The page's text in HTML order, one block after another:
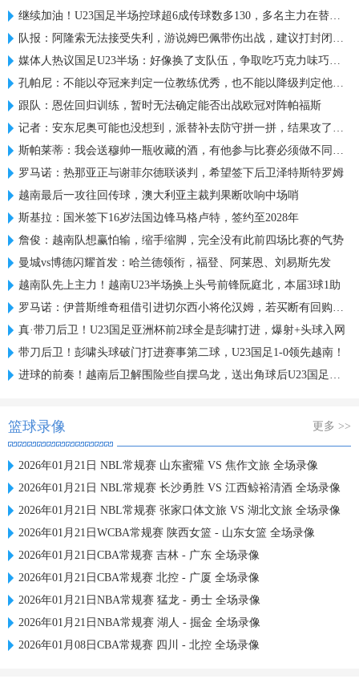
继续加油！U23国足半场控球超6成传球数多130，多名主力在替补席
队报：阿隆索无法接受失利，游说姆巴佩带伤出战，建议打封闭被拒
媒体人热议国足U23半场：好像换了支队伍，争取吃巧克力味巧克力
孔帕尼：不能以夺冠来判定一位教练优秀，也不能以降级判定他糟糕
跟队：恩佐回归训练，暂时无法确定能否出战欧冠对阵帕福斯
记者：安东尼奥可能也没想到，派替补去防守拼一拼，结果攻了半场
斯帕莱蒂：我会送穆帅一瓶收藏的酒，有他参与比赛必须做不同准备
罗马诺：热那亚正与谢菲尔德联谈判，希望签下后卫泽特斯特罗姆
越南最后一攻往回传球，澳大利亚主裁判果断吹响中场哨
斯基拉：国米签下16岁法国边锋马格卢特，签约至2028年
詹俊：越南队想赢怕输，缩手缩脚，完全没有此前四场比赛的气势
曼城vs博德闪耀首发：哈兰德领衔，福登、阿莱恩、刘易斯先发
越南队先上主力！越南U23半场换上头号前锋阮庭北，本届3球1助
罗马诺：伊普斯维奇租借引进切尔西小将伦汉姆，若买断有回购条款
真·带刀后卫！U23国足亚洲杯前2球全是彭啸打进，爆射+头球入网
带刀后卫！彭啸头球破门打进赛事第二球，U23国足1-0领先越南！
进球的前奏！越南后卫解围险些自摆乌龙，送出角球后U23国足破门
篮球录像 更多 >>
2026年01月21日 NBL常规赛 山东蜜獾 VS 焦作文旅 全场录像
2026年01月21日 NBL常规赛 长沙勇胜 VS 江西鲸裕清酒 全场录像
2026年01月21日 NBL常规赛 张家口体文旅 VS 湖北文旅 全场录像
2026年01月21日WCBA常规赛 陕西女篮 - 山东女篮 全场录像
2026年01月21日CBA常规赛 吉林 - 广东 全场录像
2026年01月21日CBA常规赛 北控 - 广厦 全场录像
2026年01月21日NBA常规赛 猛龙 - 勇士 全场录像
2026年01月21日NBA常规赛 湖人 - 掘金 全场录像
2026年01月08日CBA常规赛 四川 - 北控 全场录像